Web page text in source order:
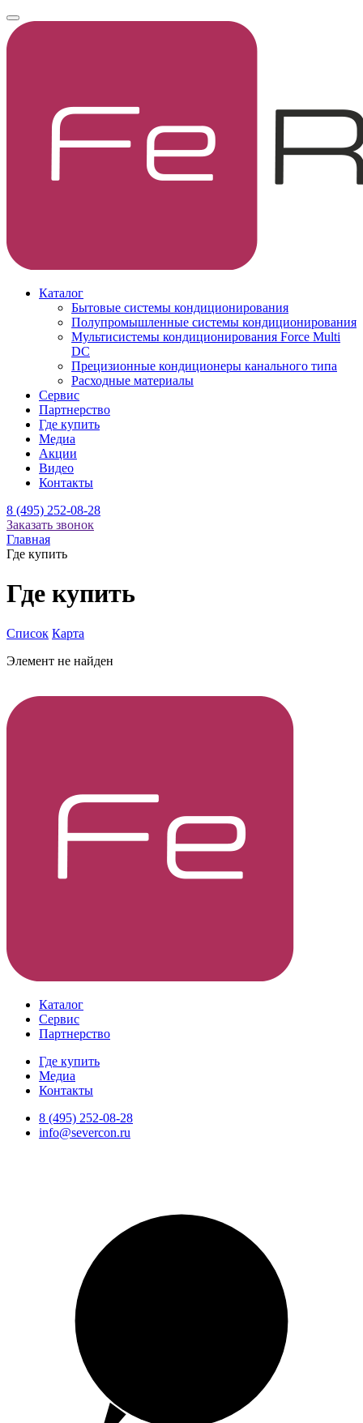
Каталог
Бытовые системы кондиционирования
Полупромышленные системы кондиционирования
Мультисистемы кондиционирования Force Multi
DC
Прецизионные кондиционеры канального типа
Расходные материалы
Сервис
Партнерство
Где купить
Медиа
Акции
Видео
Контакты
8 (495) 252-08-28
Заказать звонок
Главная
Где купить
Где купить
Список Карта
Элемент не найден
Каталог
Сервис
Партнерство
Где купить
Медиа
Контакты
8 (495) 252-08-28
info@severcon.ru